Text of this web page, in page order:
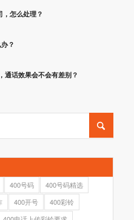
，怎么处理？
？
通话效果会不会有差别？
400号码
400号码精选
400开号
400彩铃